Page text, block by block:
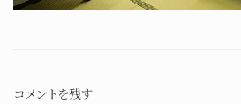
コメントを残す